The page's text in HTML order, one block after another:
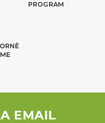
PROGRAM
EMAIL